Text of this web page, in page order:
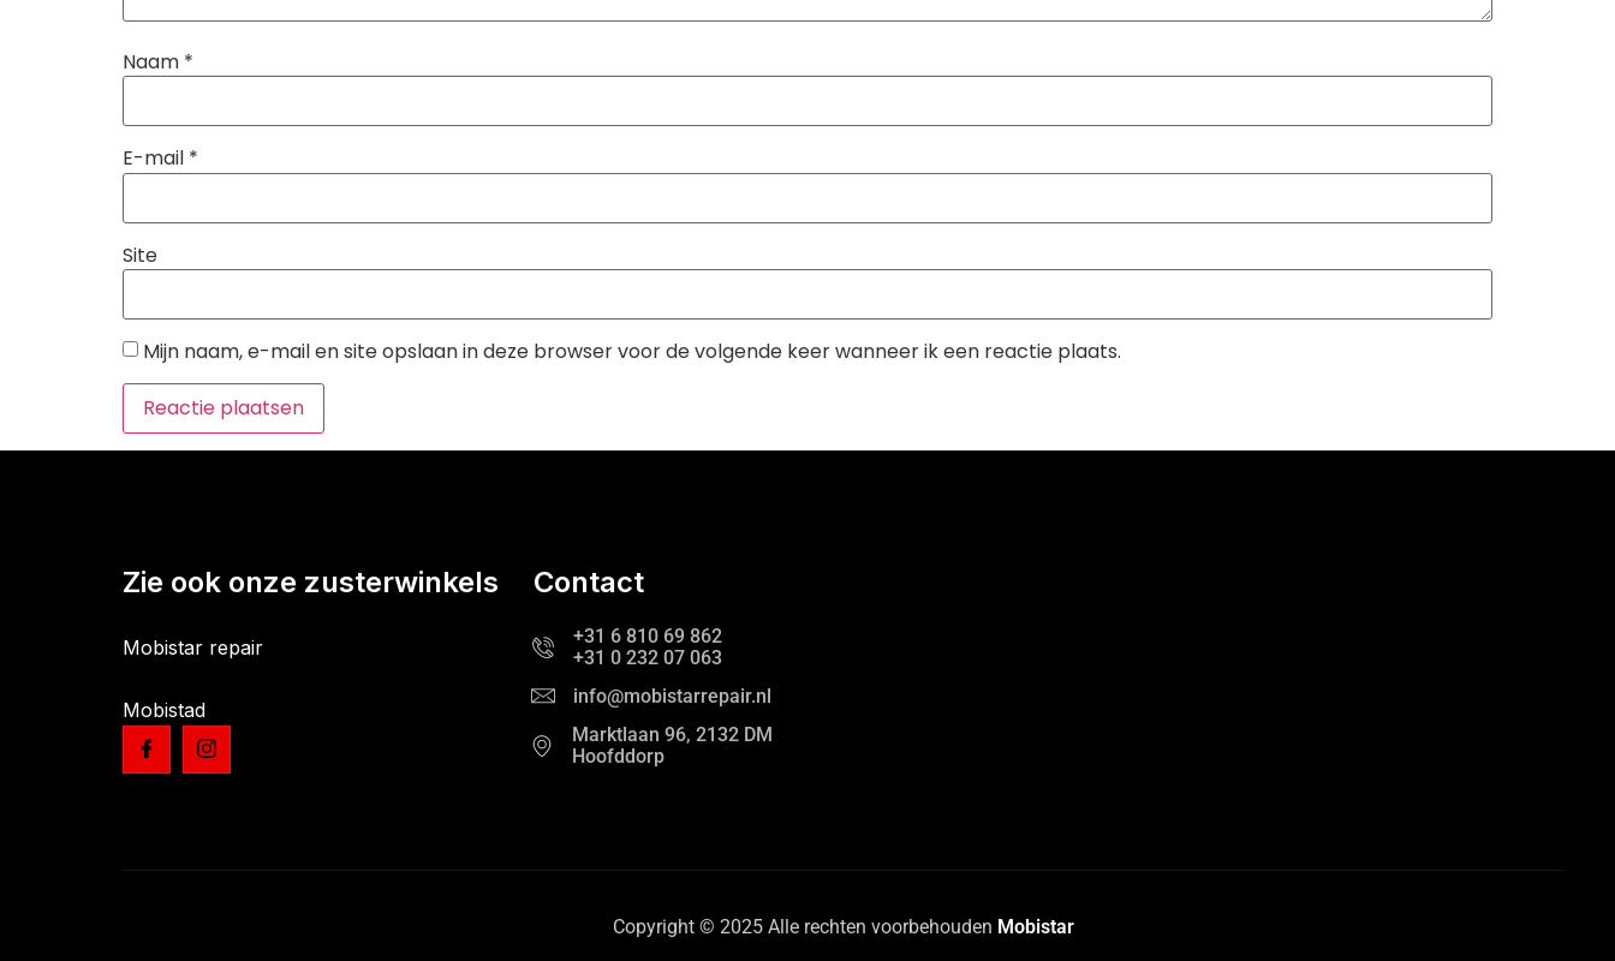
Naam *
E-mail *
Site
Mijn naam, e-mail en site opslaan in deze browser voor de volgende keer wanneer ik een reactie plaats.
Zie ook onze zusterwinkels
Mobistar repair
Mobistad
Contact
+31 6 810 69 862
+31 0 232 07 063
info@mobistarrepair.nl
Marktlaan 96, 2132 DM
Hoofddorp
Copyright © 2025 Alle rechten voorbehouden Mobistar